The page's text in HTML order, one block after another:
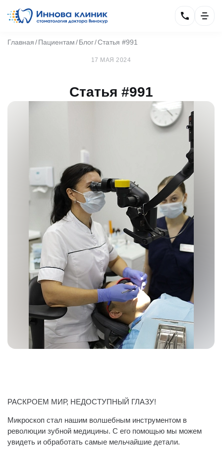
Главная Пациентам Блог Статья #991
17 МАЯ 2024
Статья #991
РАСКРОЕМ МИР, НЕДОСТУПНЫЙ ГЛАЗУ!
Микроскоп стал нашим волшебным инструментом в
революции зубной медицины. С его помощью мы можем
увидеть и обработать самые мельчайшие детали.